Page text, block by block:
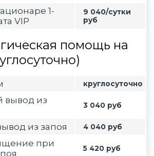
1-
VIP
9 040/сутки
руб
помощь на
круглосуточно
вывод из
3 040 руб
из запоя 4 040 руб
при
5 420 руб